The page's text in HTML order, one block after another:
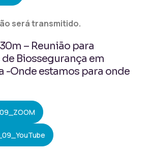
será transmitido.
– Reunião para
Biossegurança em
-Onde estamos para onde